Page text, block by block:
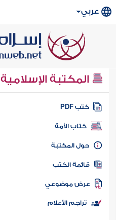
عربي
المكتبة الإسلامية
كتب PDF
كتاب الأمة
المكتبة
الكتب
موضوعي